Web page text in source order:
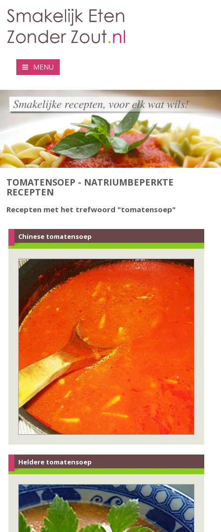
MENU
TOMATENSOEP - NATRIUMBEPERKTE
RECEPTEN
Recepten met het trefwoord "tomatensoep"
Chinese tomatensoep
Heldere tomatensoep